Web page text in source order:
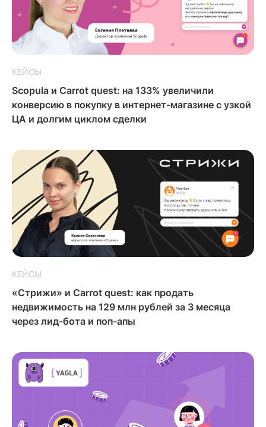
КЕЙСЫ
Scopula и Carrot quest: на 133% увеличили
конверсию в покупку в интернет-магазине с узкой
ЦА и долгим циклом сделки
КЕЙСЫ
«Стрижи» и Carrot quest: как продать
недвижимость на 129 млн рублей за 3 месяца
через лид-бота и поп-апы